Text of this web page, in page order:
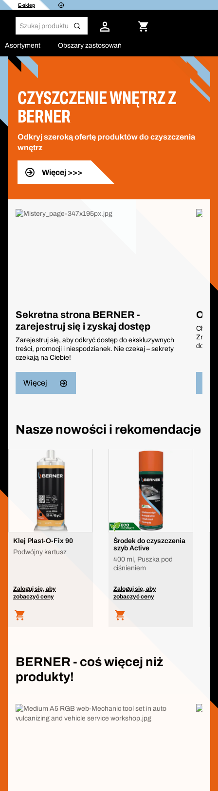
E-sklep
Asortyment Obszary zastosowań
CZYSZCZENIE WNĘTRZ Z
BERNER
Odkryj szeroką ofertę produktów do czyszczenia
wnętrz
Więcej >>>
Sekretna strona BERNER -
zarejestruj się i zyskaj dostęp
Zarejestruj się, aby odkryć dostęp do ekskluzywnych
treści, promocji i niespodzianek. Nie czekaj – sekrety
czekają na Ciebie!
Więcej
Zrób
Nasze nowości i rekomendacje
Klej Plast-O-Fix 90
Podwójny kartusz
Zaloguj się, aby
zobaczyć ceny
Środek do czyszczenia
szyb Active
400 ml, Puszka pod
ciśnieniem
Zaloguj się, aby
zobaczyć ceny
BERNER - coś więcej niż
produkty!